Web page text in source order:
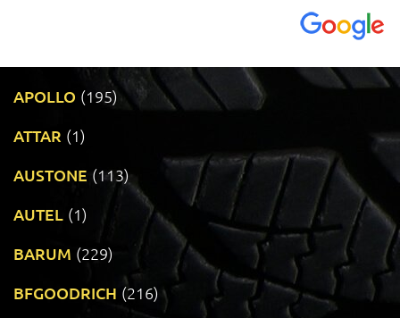
APOLLO (195)
ATTAR (1)
AUSTONE (113)
AUTEL (1)
BARUM (229)
BFGOODRICH (216)